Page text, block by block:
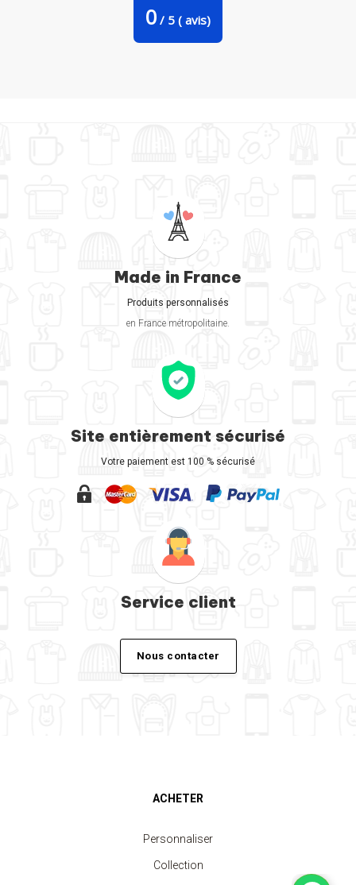
0 / 5 ( avis)
Made in France
Produits personnalisés
en France métropolitaine.
Site entièrement sécurisé
Votre paiement est 100 % sécurisé
Service client
Nous contacter
ACHETER
Personnaliser
Collection